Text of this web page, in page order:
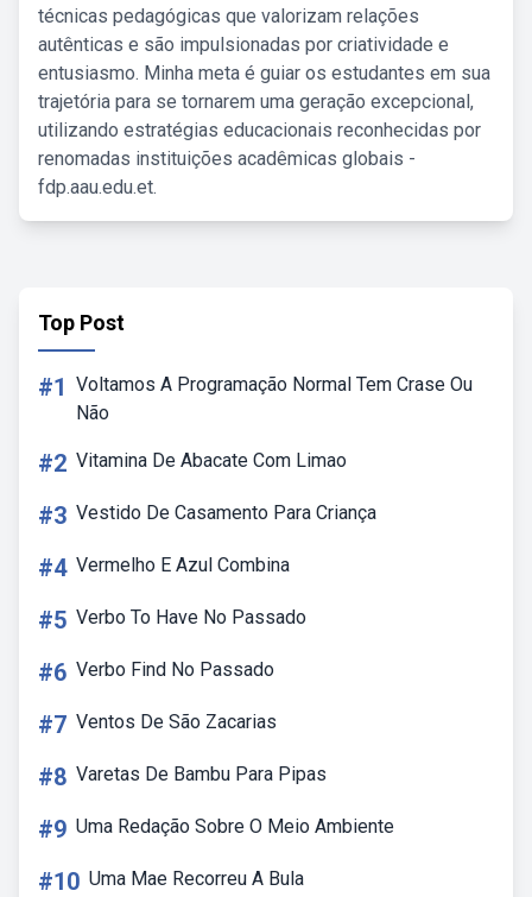
técnicas pedagógicas que valorizam relações
autênticas e são impulsionadas por criatividade e
entusiasmo. Minha meta é guiar os estudantes em sua
trajetória para se tornarem uma geração excepcional,
utilizando estratégias educacionais reconhecidas por
renomadas instituições acadêmicas globais -
fdp.aau.edu.et.
Top Post
#1 Voltamos A Programação Normal Tem Crase Ou
Não
#2 Vitamina De Abacate Com Limao
#3 Vestido De Casamento Para Criança
#4 Vermelho E Azul Combina
#5 Verbo To Have No Passado
#6 Verbo Find No Passado
#7 Ventos De São Zacarias
#8 Varetas De Bambu Para Pipas
#9 Uma Redação Sobre O Meio Ambiente
#10 Uma Mae Recorreu A Bula